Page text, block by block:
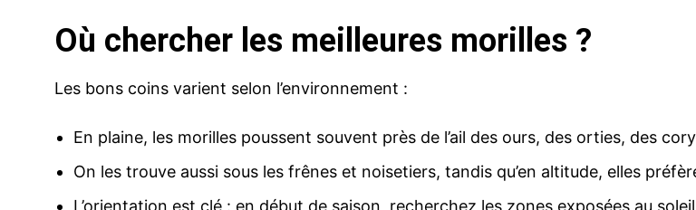
Où chercher les meilleures morilles ?
Les bons coins varient selon l’environnement :
En plaine, les morilles poussent souvent près de l’ail des ours, des orties, des
On les trouve aussi sous les frênes et noisetiers, tandis qu’en altitude, elles
L’orientation est clé : en début de saison, recherchez les zones exposées au